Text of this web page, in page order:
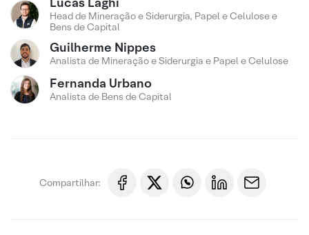
Head de Mineração e Siderurgia, Papel e Celulose e
Bens de Capital
Guilherme Nippes
Analista de Mineração e Siderurgia e Papel e Celulose
Fernanda Urbano
Analista de Bens de Capital
Compartilhar: